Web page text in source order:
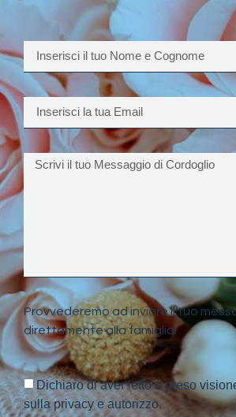
Provvederemo ad inviare il tuo
direttamente alla famiglia.
Dichiaro di aver letto e preso
sulla privacy e autorizzo.